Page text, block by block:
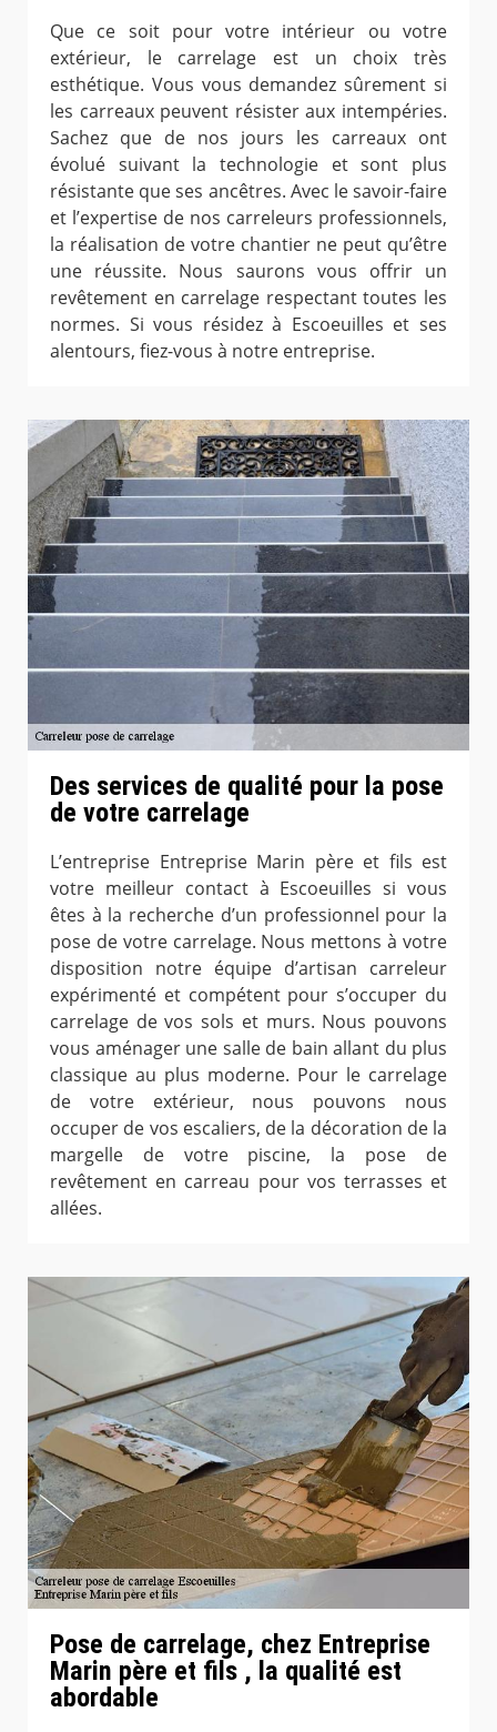
Que ce soit pour votre intérieur ou votre
extérieur, le carrelage est un choix très
esthétique. Vous vous demandez sûrement si
les carreaux peuvent résister aux intempéries.
Sachez que de nos jours les carreaux ont
évolué suivant la technologie et sont plus
résistante que ses ancêtres. Avec le savoir-faire
et l’expertise de nos carreleurs professionnels,
la réalisation de votre chantier ne peut qu’être
une réussite. Nous saurons vous offrir un
revêtement en carrelage respectant toutes les
normes. Si vous résidez à Escoeuilles et ses
alentours, fiez-vous à notre entreprise.
Des services de qualité pour la pose
de votre carrelage
L’entreprise Entreprise Marin père et fils est
votre meilleur contact à Escoeuilles si vous
êtes à la recherche d’un professionnel pour la
pose de votre carrelage. Nous mettons à votre
disposition notre équipe d’artisan carreleur
expérimenté et compétent pour s’occuper du
carrelage de vos sols et murs. Nous pouvons
vous aménager une salle de bain allant du plus
classique au plus moderne. Pour le carrelage
de votre extérieur, nous pouvons nous
occuper de vos escaliers, de la décoration de la
margelle de votre piscine, la pose de
revêtement en carreau pour vos terrasses et
allées.
Pose de carrelage, chez Entreprise
Marin père et fils , la qualité est
abordable